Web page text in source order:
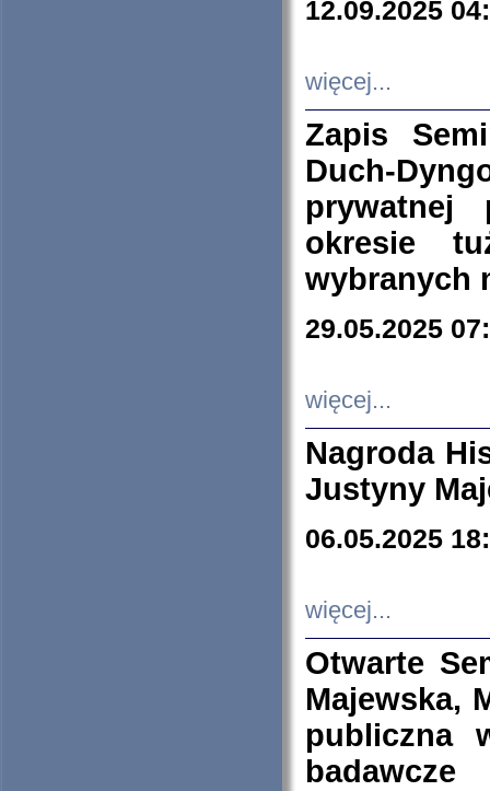
12.09.2025
więcej...
Zapis
Duch-
prywatnej
okresie
wybranych
29.05.2025
więcej...
Nagroda
Justyny
06.05.2025
więcej...
Otwarte
Majewska,
publiczna
badawcze